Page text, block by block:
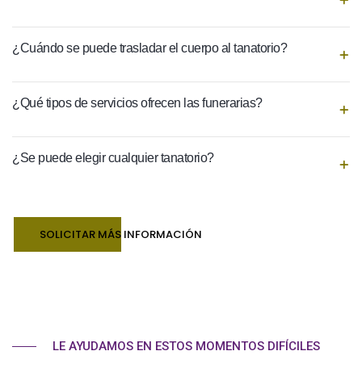
¿Cuándo se puede trasladar el cuerpo al tanatorio?
¿Qué tipos de servicios ofrecen las funerarias?
¿Se puede elegir cualquier tanatorio?
SOLICITAR MÁS INFORMACIÓN
LE AYUDAMOS EN ESTOS MOMENTOS DIFÍCILES